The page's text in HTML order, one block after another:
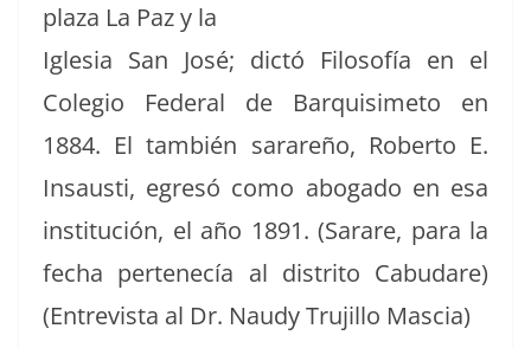
plaza La Paz y la
Igle­sia San José; dic­tó Filosofía en el
Cole­gio Fed­er­al de Bar­quisime­to en
1884. El tam­bién sarareño, Rober­to E.
Insausti, egresó como abo­ga­do en esa
insti­tu­ción, el año 1891. (Sarare, para la
fecha pertenecía al dis­tri­to Cabu­dare)
(Entre­vista al Dr. Naudy Tru­jil­lo Mascia)